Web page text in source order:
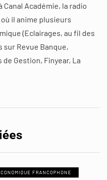
Académie, la radio
il anime plusieurs
(Eclairages, au fil des
sur Revue Banque,
Gestion, Finyear, La
FRANCOPHONE